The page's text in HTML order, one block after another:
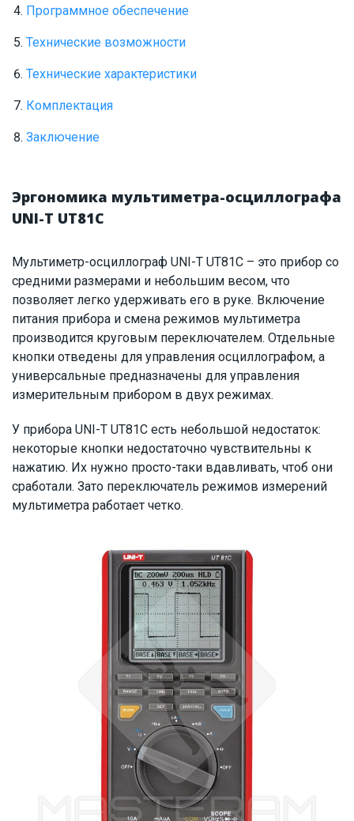
Программное обеспечение
Технические возможности
Технические характеристики
Комплектация
Заключение
Эргономика мультиметра-осциллографа
UNI-T UT81C
Мультиметр-осциллограф UNI-T UT81C – это прибор со
средними размерами и небольшим весом, что
позволяет легко удерживать его в руке. Включение
питания прибора и смена режимов мультиметра
производится круговым переключателем. Отдельные
кнопки отведены для управления осциллографом, а
универсальные предназначены для управления
измерительным прибором в двух режимах.
У прибора UNI-T UT81C есть небольшой недостаток:
некоторые кнопки недостаточно чувствительны к
нажатию. Их нужно просто-таки вдавливать, чтоб они
сработали. Зато переключатель режимов измерений
мультиметра работает четко.